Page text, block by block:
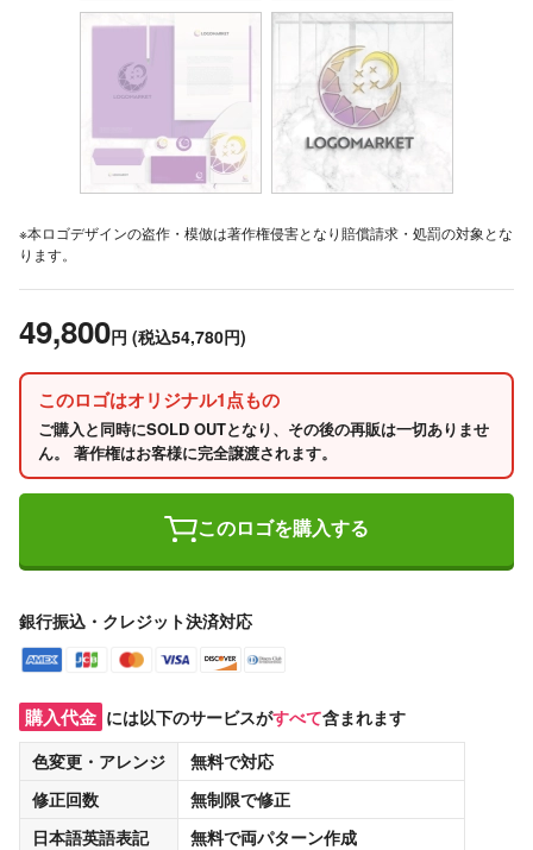
※本ロゴデザインの盗作・模倣は著作権侵害となり賠償請求・処罰の対象とな
ります。
49,800円 (税込54,780円)
このロゴはオリジナル1点もの
ご購入と同時にSOLD OUTとなり、その後の再販は一切ありませ
ん。 著作権はお客様に完全譲渡されます。
このロゴを購入する
銀行振込・クレジット決済対応
購入代金 には以下のサービスがすべて含まれます
色変更・アレンジ
無料で対応
修正回数
無制限で修正
日本語英語表記
無料で両パターン作成